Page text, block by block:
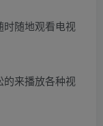
时随地观看电视
的来播放各种视